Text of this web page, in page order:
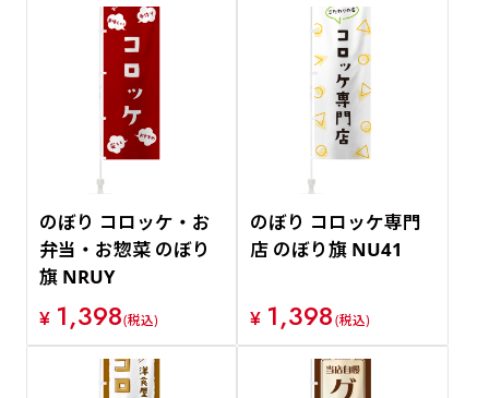
のぼり コロッケ・お
弁当・お惣菜 のぼり
旗 NRUY
¥ 1,398(税込)
のぼり コロッケ専門
店 のぼり旗 NU41
¥ 1,398(税込)